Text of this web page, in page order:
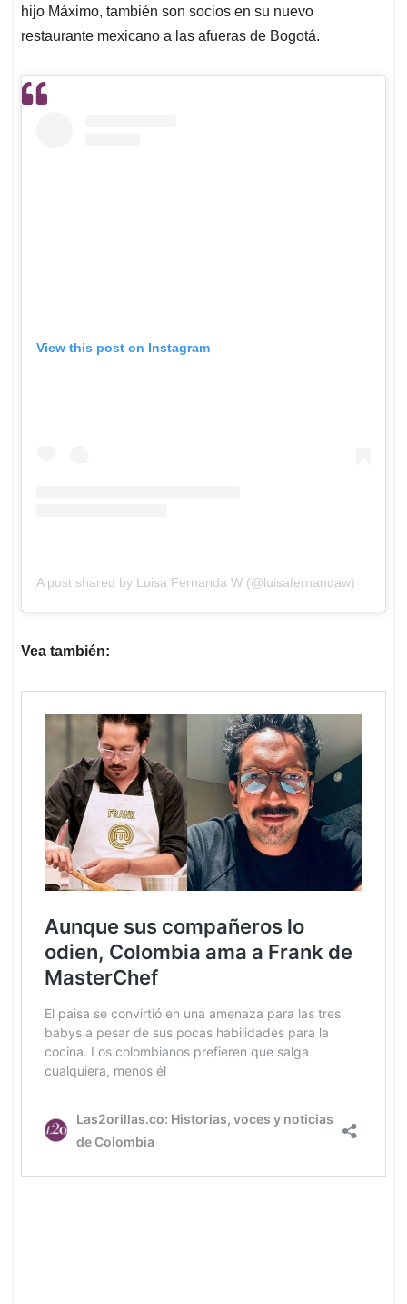
hijo Máximo, también son socios en su nuevo
restaurante mexicano a las afueras de Bogotá.
View this post on Instagram
A post shared by Luisa Fernanda W (@luisafernandaw)
Vea también: